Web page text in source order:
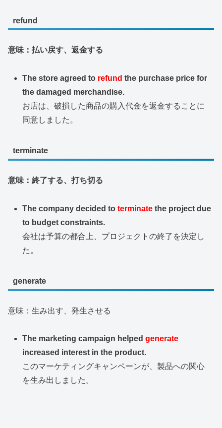
refund
意味：払い戻す、返金する
The store agreed to refund the purchase price for
the damaged merchandise.
お店は、破損した商品の購入代金を返金することに
同意しました。
terminate
意味：終了する、打ち切る
The company decided to terminate the project due
to budget constraints.
会社は予算の都合上、プロジェクトの終了を決定し
た。
generate
意味：生み出す、発生させる
The marketing campaign helpedgenerate
increased interest in the product.
このマーケティングキャンペーンが、製品への関心
を生み出しました。